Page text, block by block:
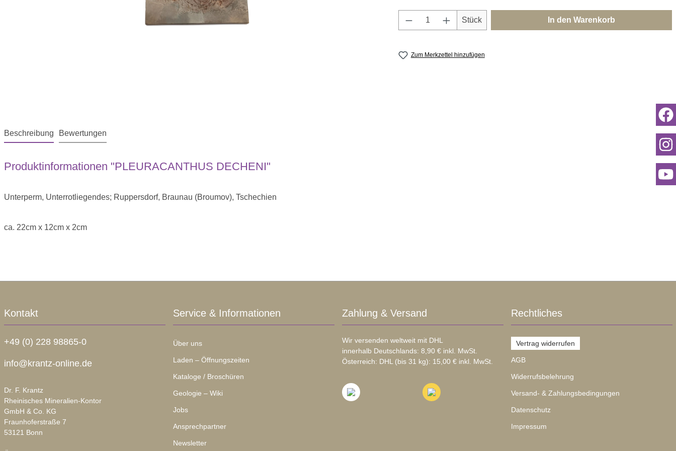
Produkt Anzahl: Gib den gewünschten Wert ein
Stück In den Warenkorb
Zum Merkzettel hinzufügen
Beschreibung Bewertungen
Produktinformationen "PLEURACANTHUS DECHENI"
Unterperm, Unterrotliegendes; Ruppersdorf, Braunau (Broumov), Tschechien
ca. 22cm x 12cm x 2cm
Kontakt
+49 (0) 228 98865-0
info@krantz-online.de
Dr. F. Krantz
Rheinisches Mineralien-Kontor
GmbH & Co. KG
Fraunhoferstraße 7
53121 Bonn
Service & Informationen
Über uns
Laden – Öffnungszeiten
Kataloge / Broschüren
Geologie – Wiki
Jobs
Ansprechpartner
Newsletter
Zahlung & Versand
Wir versenden weltweit mit DHL
innerhalb Deutschlands: 8,90 € inkl. MwSt.
Österreich: DHL (bis 31 kg): 15,00 € inkl. MwSt.
Rechtliches
Vertrag widerrufen
AGB
Widerrufsbelehrung
Versand- & Zahlungsbedingungen
Datenschutz
Impressum